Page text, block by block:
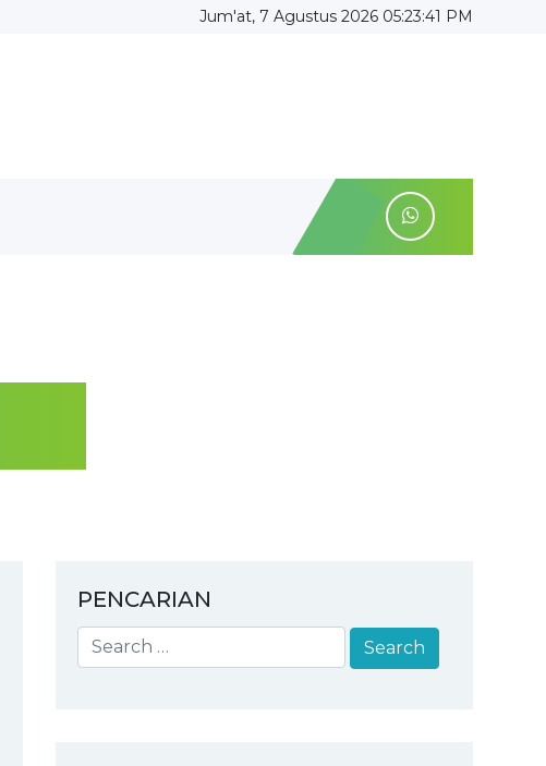
Jum'at, 7 Agustus 2026 05:23:42 PM
PENCARIAN